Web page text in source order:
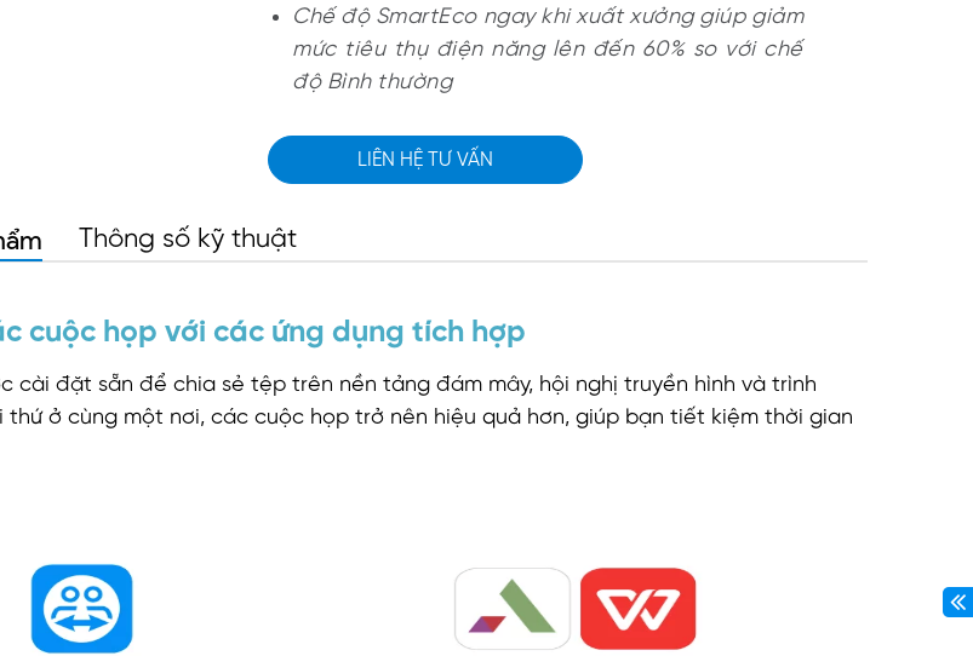
Chế độ SmartEco ngay khi xuất xưởng giúp giảm
mức tiêu thụ điện năng lên đến 60% so với chế
độ Bình thường
LIÊN HỆ TƯ VẤN
Thông số kỹ thuật
cuộc họp với các ứng dụng tích hợp
cài đặt sẵn để chia sẻ tệp trên nền tảng đám mây, hội nghị truyền hình và trình
thứ ở cùng một nơi, các cuộc họp trở nên hiệu quả hơn, giúp bạn tiết kiệm thời gian